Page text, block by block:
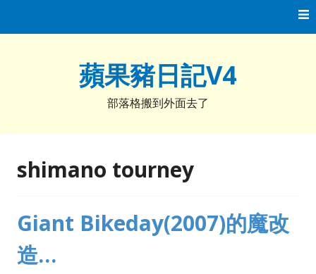
蘋果豬日記V4
部落格搬到外面去了
shimano tourney
Giant Bikeday(2007)的魔改
造…